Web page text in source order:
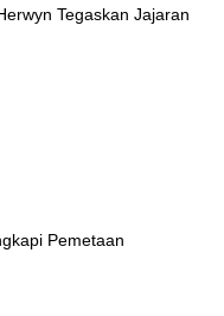
Tegaskan Jajaran
Pemetaan